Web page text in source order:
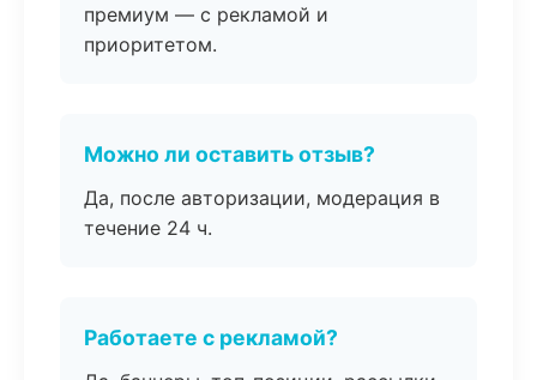
премиум — с рекламой и
приоритетом.
Можно ли оставить отзыв?
Да, после авторизации, модерация в
течение 24 ч.
Работаете с рекламой?